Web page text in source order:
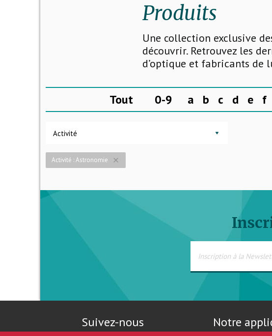
Produits
Une collection exclusive
découvrir. Retrouvez les
d’optique et fabricants de
Tout 0-9 a b c d e f
Activité
Activité : Astronomie close
Suivez-nous Notre